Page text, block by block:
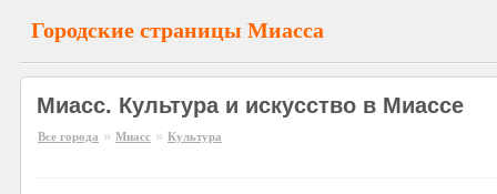
Городские страницы Миасса
Миасс. Культура и искусство в Миассе
Все города » Миасс » Культура